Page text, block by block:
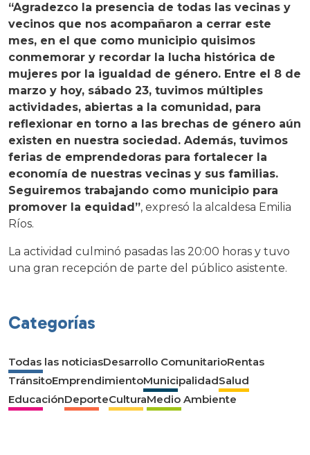
“Agradezco la presencia de todas las vecinas y
vecinos que nos acompañaron a cerrar este
mes, en el que como municipio quisimos
conmemorar y recordar la lucha histórica de
mujeres por la igualdad de género. Entre el 8 de
marzo y hoy, sábado 23, tuvimos múltiples
actividades, abiertas a la comunidad, para
reflexionar en torno a las brechas de género aún
existen en nuestra sociedad. Además, tuvimos
ferias de emprendedoras para fortalecer la
economía de nuestras vecinas y sus familias.
Seguiremos trabajando como municipio para
promover la equidad”, expresó la alcaldesa Emilia
Ríos.
La actividad culminó pasadas las 20:00 horas y tuvo
una gran recepción de parte del público asistente.
Categorías
Todas las noticiasDesarrollo ComunitarioRentas
TránsitoEmprendimientoMunicipalidadSalud
EducaciónDeporteCulturaMedio Ambiente